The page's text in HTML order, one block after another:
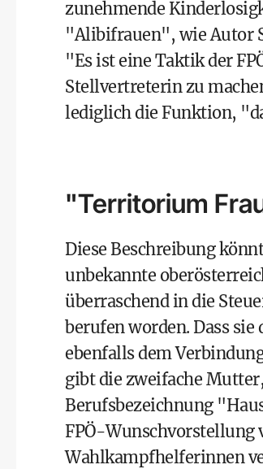
zunehmende
"Alibifrauen", wie Autor
"Es ist eine Taktik der
Stellvertreterin zu
lediglich die Funktion,
"Territorium
Diese Beschreibung
unbekannte
überraschend in die
berufen worden. Dass
ebenfalls dem
gibt die zweifache
Berufsbezeichnung
FPÖ-Wunschvorstellung
Wahlkampfhelferinnen